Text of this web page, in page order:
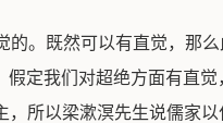
。既然可以有直觉，那么
假定我们对超绝方面有直
所以梁漱溟先生说儒家以